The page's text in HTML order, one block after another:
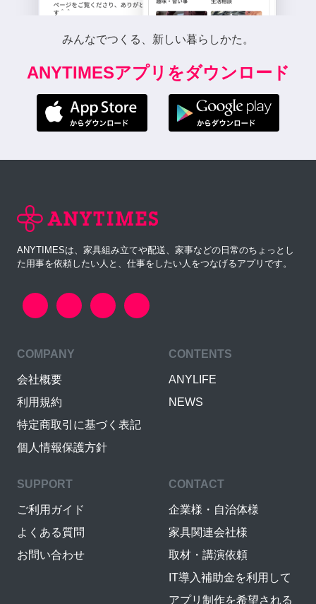
みんなでつくる、新しい暮らしかた。
ANYTIMESアプリをダウンロード
ANYTIMESは、家具組み立てや配送、家事などの日常のちょっとし
た用事を依頼したい人と、仕事をしたい人をつなげるアプリです。
COMPANY
会社概要
利用規約
特定商取引に基づく表記
個人情報保護方針
CONTENTS
ANYLIFE
NEWS
SUPPORT
ご利用ガイド
よくある質問
お問い合わせ
CONTACT
企業様・自治体様
家具関連会社様
取材・講演依頼
IT導入補助金を利用して
アプリ制作を希望される